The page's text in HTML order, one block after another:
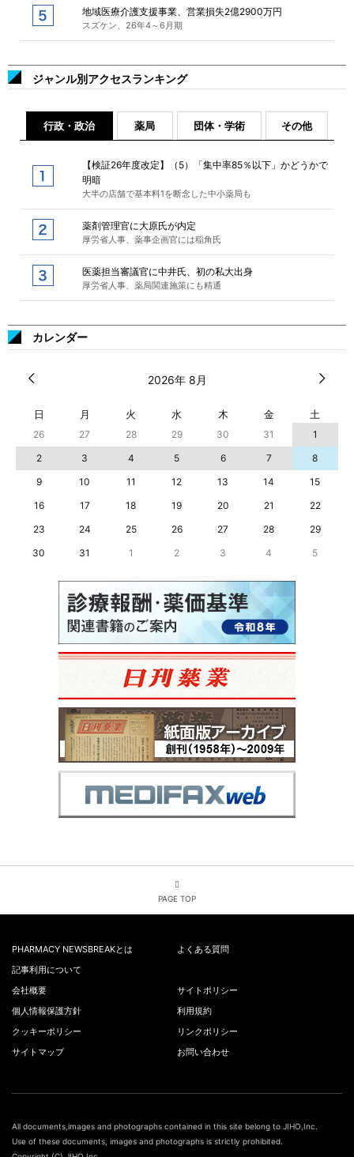
地域医療介護支援事業、営業損失2億2900万円
スズケン、26年4～6月期
ジャンル別アクセスランキング
行政・政治 薬局 団体・学術 その他
【検証26年度改定】（5）「集中率85％以下」かどうかで
明暗
大半の店舗で基本料1を断念した中小薬局も
薬剤管理官に大原氏が内定
厚労省人事、薬事企画官には稲角氏
医薬担当審議官に中井氏、初の私大出身
厚労省人事、薬局関連施策にも精通
カレンダー
2026年 8月
日 月 火 水 木 金 土
26 27 28 29 30 31
1
2
3 4 5 6 7
8
9
10 11 12 13 14
15
16
17 18 19 20 21
22
23
24 25 26 27 28
29
30
31 1 2 3 4 5
PAGE TOP
PHARMACY NEWSBREAKとは
よくある質問
記事利用について
会社概要
サイトポリシー
個人情報保護方針
利用規約
クッキーポリシー
リンクポリシー
サイトマップ
お問い合わせ
All documents,images and photographs contained in this site belong to JIHO,Inc.
Use of these documents, images and photographs is strictly prohibited.